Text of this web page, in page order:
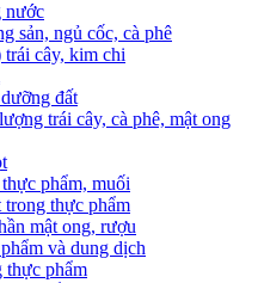
nước
sản, ngủ cốc, cà phê
cây, kim chi
đất
trái cây, cà phê, mật ong
phẩm, muối
thực phẩm
mật ong, rượu
và dung dịch
thực phẩm